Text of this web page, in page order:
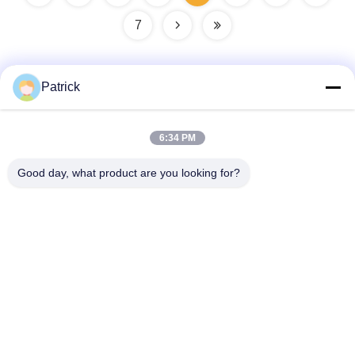
7
No. 15 CHANGJIANG ROAD, PINGDU, QINGDAO,
Patrick
6:34 PM
Good day, what product are you looking for?